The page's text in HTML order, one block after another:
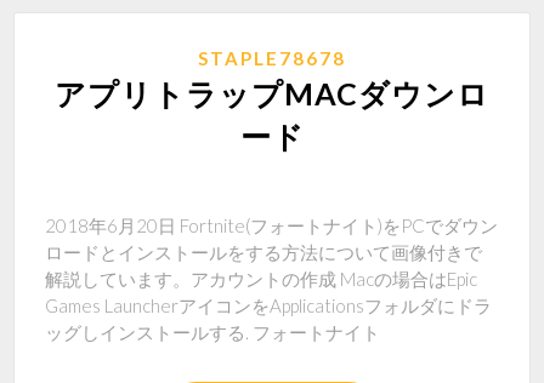
STAPLE78678
アプリトラップMACダウンロ
ード
2018年6月20日 Fortnite(フォートナイト)をPCでダウン
ロードとインストールをする方法について画像付きで
解説しています。アカウントの作成 Macの場合はEpic
Games LauncherアイコンをApplicationsフォルダにドラ
ッグしインストールする. フォートナイト